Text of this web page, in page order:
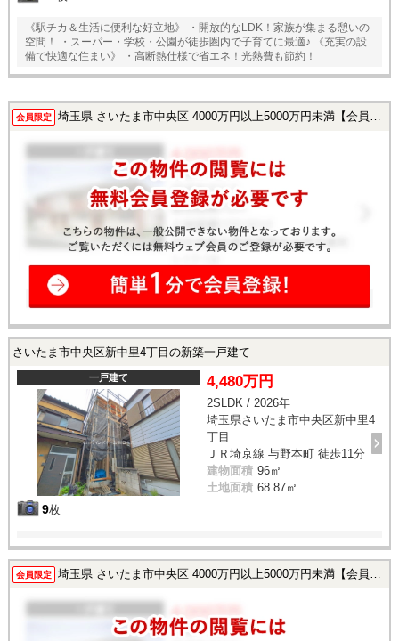
《駅チカ＆生活に便利な好立地》 ・開放的なLDK！家族が集まる憩いの
空間！ ・スーパー・学校・公園が徒歩圏内で子育てに最適♪ 《充実の設
備で快適な住まい》 ・高断熱仕様で省エネ！光熱費も節約！
会員限定 埼玉県 さいたま市中央区 4000万円以上5000万円未満【会員様限定で公開中！】
さいたま市中央区新中里4丁目の新築一戸建て
一戸建て
9枚
4,480万円
2SLDK / 2026年
埼玉県さいたま市中央区新中里4
丁目
ＪＲ埼京線 与野本町 徒歩11分
建物面積 96㎡
土地面積 68.87㎡
会員限定 埼玉県 さいたま市中央区 4000万円以上5000万円未満【会員様限定で公開中！】